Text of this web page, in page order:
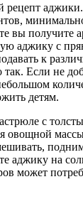
аджики.
вы получите
аджику с
к
так. Если не
детям.
с
овощной
аджику на
может